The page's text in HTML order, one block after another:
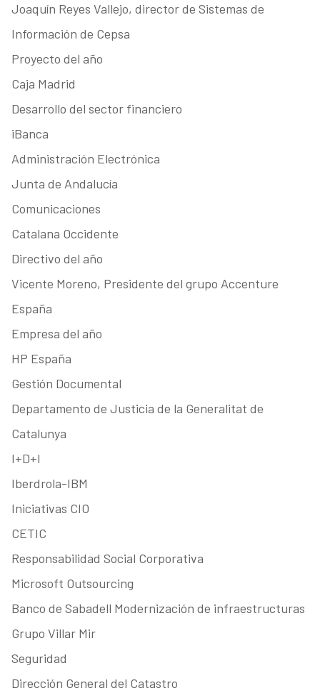
Joaquín Reyes Vallejo, director de Sistemas de
Información de Cepsa
Proyecto del año
Caja Madrid
Desarrollo del sector financiero
iBanca
Administración Electrónica
Junta de Andalucía
Comunicaciones
Catalana Occidente
Directivo del año
Vicente Moreno, Presidente del grupo Accenture
España
Empresa del año
HP España
Gestión Documental
Departamento de Justicia de la Generalitat de
Catalunya
I+D+I
Iberdrola-IBM
Iniciativas CIO
CETIC
Responsabilidad Social Corporativa
Microsoft Outsourcing
Banco de Sabadell Modernización de infraestructuras
Grupo Villar Mir
Seguridad
Dirección General del Catastro